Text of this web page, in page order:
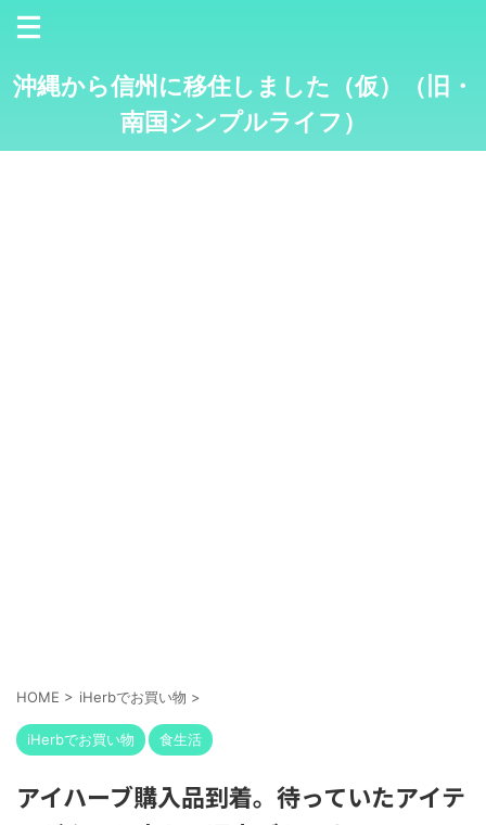
沖縄から信州に移住しました（仮）（旧・
南国シンプルライフ）
HOME > iHerbでお買い物 >
iHerbでお買い物 食生活
アイハーブ購入品到着。待っていたアイテ